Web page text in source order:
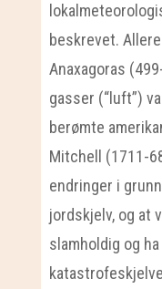
beskrevet.
Anaxagoras
gasser (“luft”)
berømte
Mitchell (1711-
endringer i
jordskjelv, og at
slamholdig og